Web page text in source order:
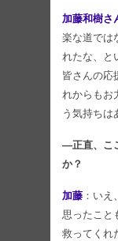
加藤和樹さ
楽な道では
れたな、と
皆さんの応
れからもお
う気持ちは
―正直、こ
か？
加藤 ：い
思ったこと
救ってくれ